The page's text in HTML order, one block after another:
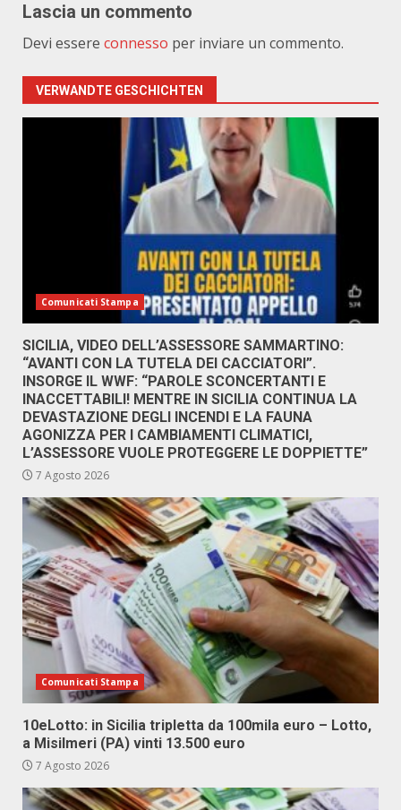
Lascia un commento
Devi essere connesso per inviare un commento.
VERWANDTE GESCHICHTEN
Comunicati Stampa
SICILIA, VIDEO DELL’ASSESSORE SAMMARTINO:
“AVANTI CON LA TUTELA DEI CACCIATORI”.
INSORGE IL WWF: “PAROLE SCONCERTANTI E
INACCETTABILI! MENTRE IN SICILIA CONTINUA LA
DEVASTAZIONE DEGLI INCENDI E LA FAUNA
AGONIZZA PER I CAMBIAMENTI CLIMATICI,
L’ASSESSORE VUOLE PROTEGGERE LE DOPPIETTE”
7 Agosto 2026
Comunicati Stampa
10eLotto: in Sicilia tripletta da 100mila euro – Lotto,
a Misilmeri (PA) vinti 13.500 euro
7 Agosto 2026